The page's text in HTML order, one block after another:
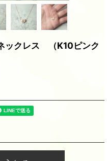
ックレス （K10ピンク